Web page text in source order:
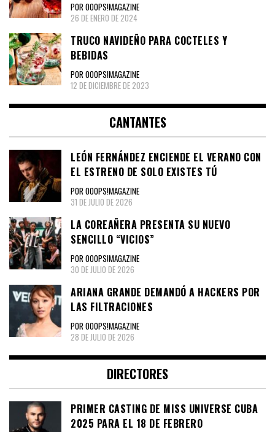
POR OOOPS!MAGAZINE
26 DE ENERO DE 2024
TRUCO NAVIDEÑO PARA COCTELES Y
BEBIDAS
POR OOOPS!MAGAZINE
12 DE DICIEMBRE DE 2023
CANTANTES
LEÓN FERNÁNDEZ ENCIENDE EL VERANO CON
EL ESTRENO DE SOLO EXISTES TÚ
POR OOOPS!MAGAZINE
31 DE JULIO DE 2026
LA COREAÑERA PRESENTA SU NUEVO
SENCILLO “VICIOS”
POR OOOPS!MAGAZINE
30 DE JULIO DE 2026
ARIANA GRANDE DEMANDÓ A HACKERS POR
LAS FILTRACIONES
POR OOOPS!MAGAZINE
28 DE JULIO DE 2026
DIRECTORES
PRIMER CASTING DE MISS UNIVERSE CUBA
2025 PARA EL 18 DE FEBRERO